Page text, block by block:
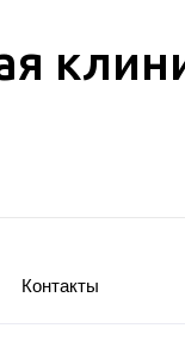
Контакты